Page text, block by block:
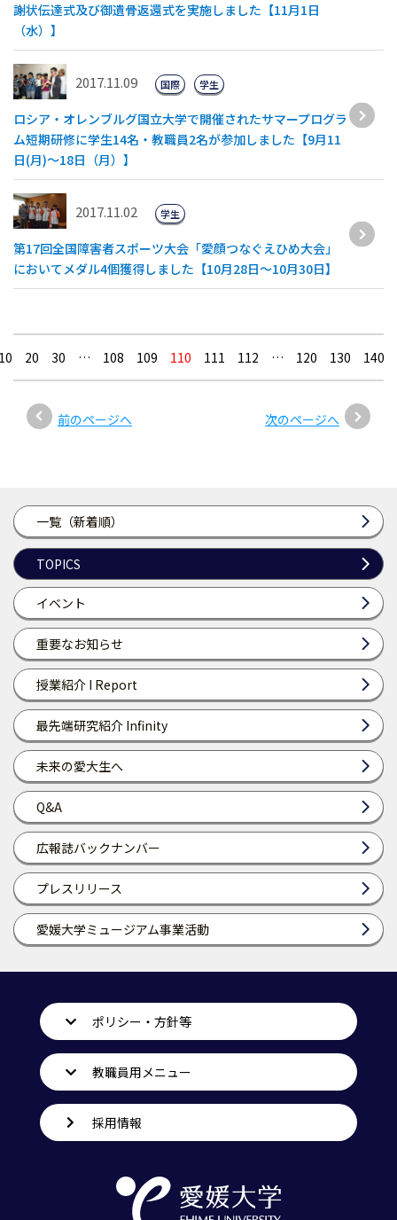
一覧（新着順）
TOPICS
イベント
重要なお知らせ
授業紹介 I Report
最先端研究紹介 Infinity
未来の愛大生へ
Q&A
広報誌バックナンバー
プレスリリース
愛媛大学ミュージアム事業活動
謝状伝達式及び御遺骨返還式を実施しました【11月1日
（水）】
2017.11.09
ロシア・オレンブルグ国立大学で開催されたサマープログラ
ム短期研修に学生14名・教職員2名が参加しました【9月11
日(月)～18日（月）】
国際 学生
2017.11.02
第17回全国障害者スポーツ大会「愛顔つなぐえひめ大会」
においてメダル4個獲得しました【10月28日～10月30日】
学生
前のページへ
20 30 … 108 109 110 111 112 … 120 130 140
次のページへ
ポリシー・方針等
教職員用メニュー
採用情報